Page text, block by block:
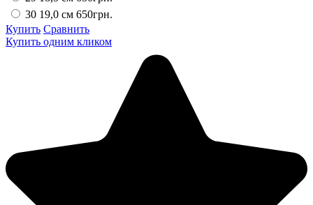
30 19,0 см 650грн.
Купить Сравнить
Купить одним кликом